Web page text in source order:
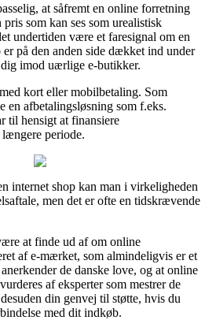
at såfremt en online forretning
som kan ses som urealistisk
undertiden være et faresignal om en
på den anden side dækket ind under
dig imod uærlige e-butikker.
kort eller mobilbetaling. Som
en afbetalingsløsning som f.eks.
til hensigt at finansiere
periode.
internet shop kan man i virkeligheden
men det er ofte en tidskrævende
at finde ud af om online
af e-mærket, som almindeligvis er et
de danske love, og at online
af eksperter som mestrer de
din genvej til støtte, hvis du
med dit indkøb.